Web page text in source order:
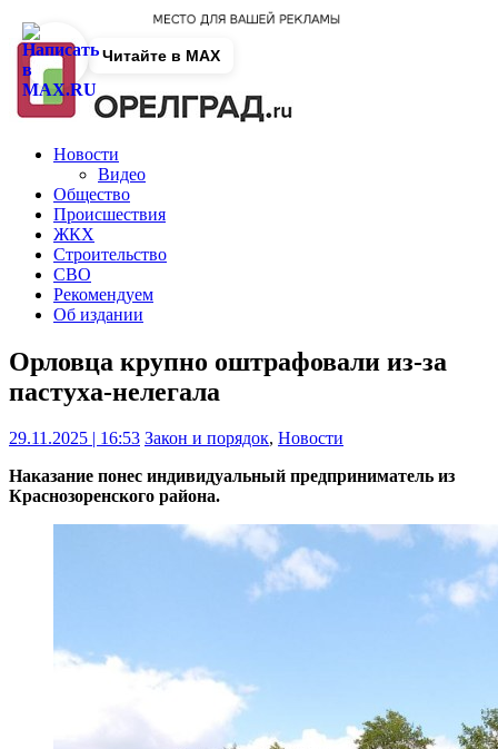
Новости
Видео
Общество
Происшествия
ЖКХ
Строительство
СВО
Рекомендуем
Об издании
Орловца крупно оштрафовали из-за
пастуха-нелегала
29.11.2025 | 16:53 Закон и порядок, Новости
Наказание понес индивидуальный предприниматель из
Краснозоренского района.
Читайте в MAX